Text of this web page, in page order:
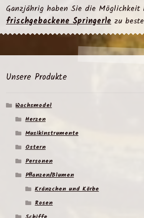
Ganzjährig haben Sie die
frischgebackene Springerlezu
Unsere Produkte
Wachsmodel
Herzen
Musikinstrumente
Ostern
Personen
Pflanzen/Blumen
Kränzchen und Körbe
Rosen